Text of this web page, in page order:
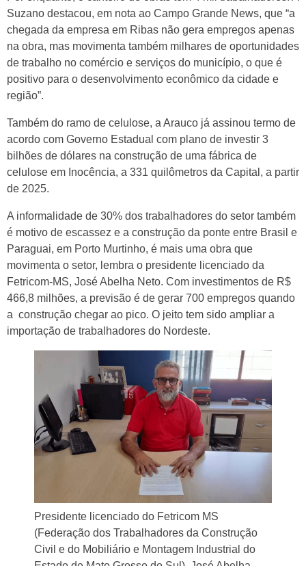
Suzano destacou, em nota ao Campo Grande News, que “a
chegada da empresa em Ribas não gera empregos apenas
na obra, mas movimenta também milhares de oportunidades
de trabalho no comércio e serviços do município, o que é
positivo para o desenvolvimento econômico da cidade e
região”.
Também do ramo de celulose, a Arauco já assinou termo de
acordo com Governo Estadual com plano de investir 3
bilhões de dólares na construção de uma fábrica de
celulose em Inocência, a 331 quilômetros da Capital, a partir
de 2025.
A informalidade de 30% dos trabalhadores do setor também
é motivo de escassez e a construção da ponte entre Brasil e
Paraguai, em Porto Murtinho, é mais uma obra que
movimenta o setor, lembra o presidente licenciado da
Fetricom-MS, José Abelha Neto. Com investimentos de R$
466,8 milhões, a previsão é de gerar 700 empregos quando
a construção chegar ao pico. O jeito tem sido ampliar a
importação de trabalhadores do Nordeste.
Presidente licenciado do Fetricom MS
(Federação dos Trabalhadores da Construção
Civil e do Mobiliário e Montagem Industrial do